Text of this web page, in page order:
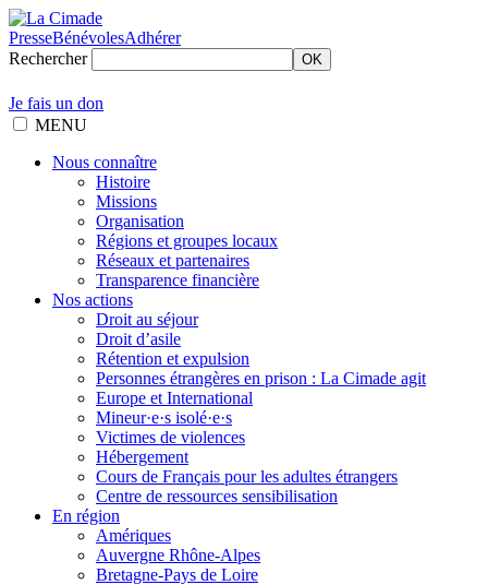
PresseBénévolesAdhérer
Rechercher
OK
Je fais un don
MENU
Nous connaître
Histoire
Missions
Organisation
Régions et groupes locaux
Réseaux et partenaires
Transparence financière
Nos actions
Droit au séjour
Droit d’asile
Rétention et expulsion
Personnes étrangères en prison : La Cimade agit
Europe et International
Mineur·e·s isolé·e·s
Victimes de violences
Hébergement
Cours de Français pour les adultes étrangers
Centre de ressources sensibilisation
En région
Amériques
Auvergne Rhône-Alpes
Bretagne-Pays de Loire